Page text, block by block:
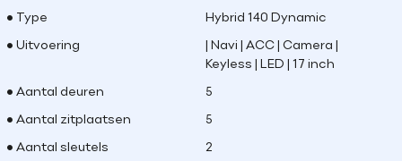
Type Hybrid 140 Dynamic
Uitvoering
| Navi | ACC | Camera |
Keyless | LED | 17 inch
Aantal deuren 5
Aantal zitplaatsen 5
Aantal sleutels 2